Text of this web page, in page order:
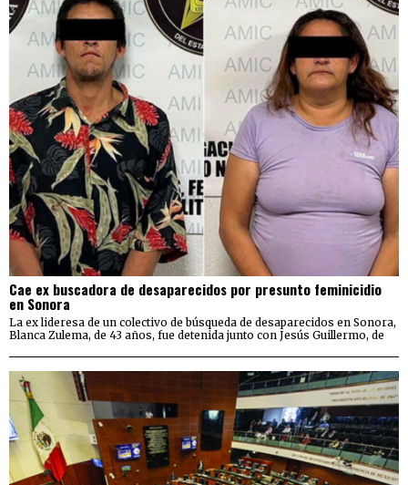
Cae ex buscadora de desaparecidos por presunto feminicidio
en Sonora
La ex lideresa de un colectivo de búsqueda de desaparecidos en Sonora,
Blanca Zulema, de 43 años, fue detenida junto con Jesús Guillermo, de